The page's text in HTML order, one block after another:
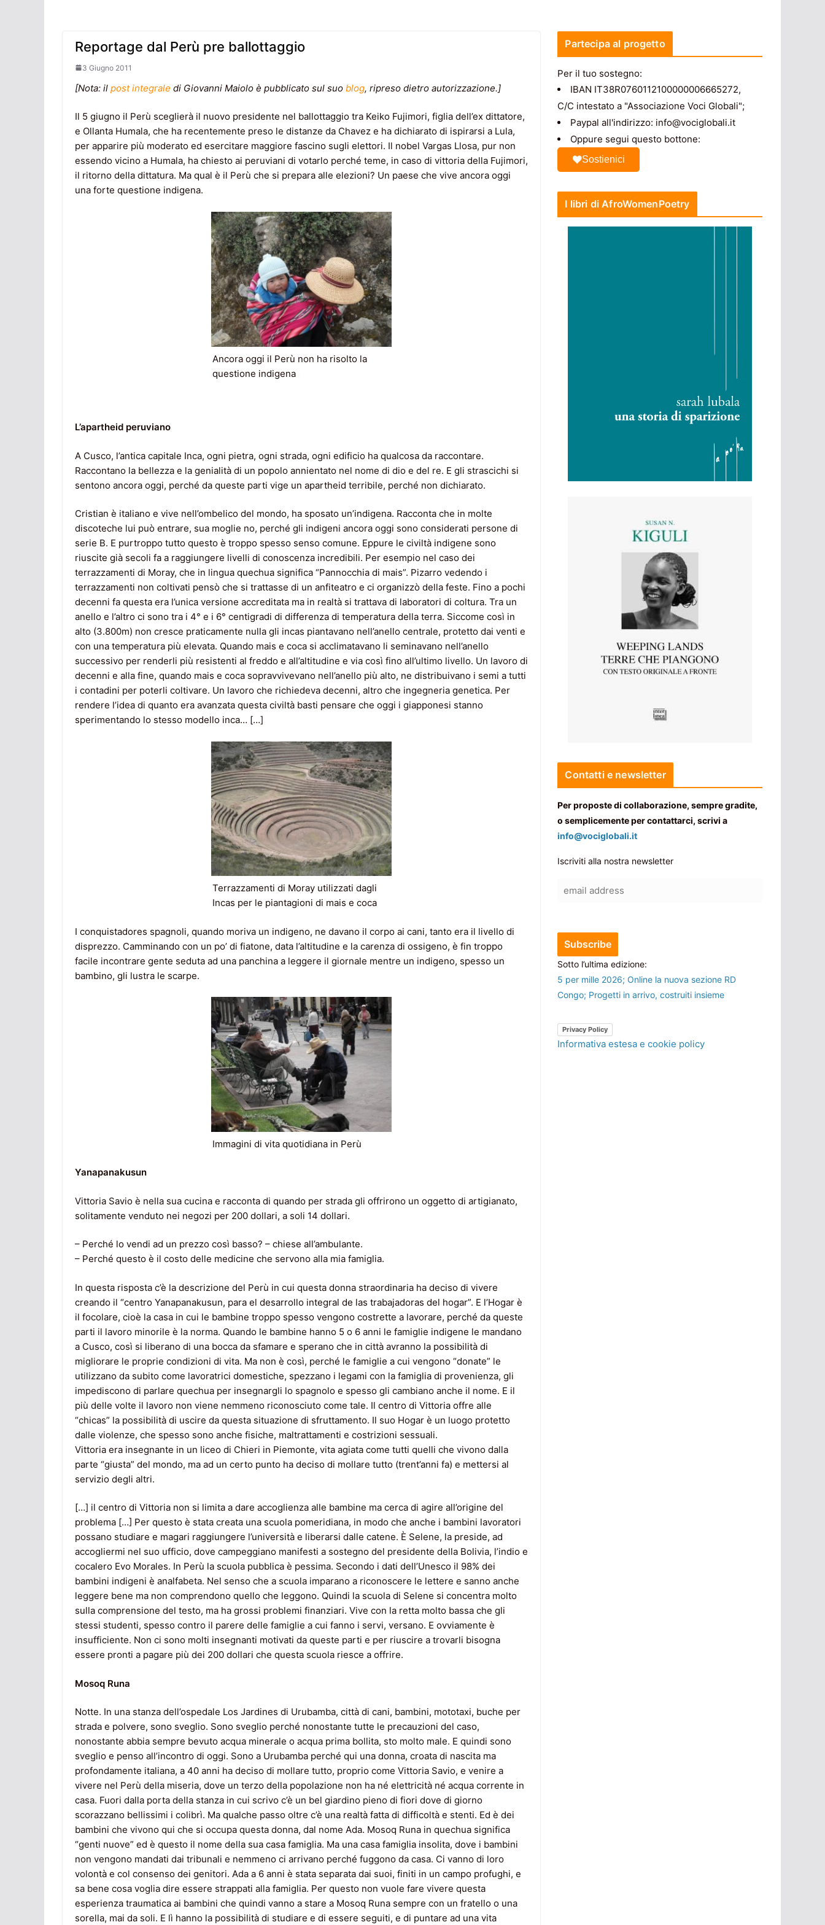
Reportage dal Perù pre ballottaggio
3 Giugno 2011
[Nota: il post integrale di Giovanni Maiolo è pubblicato sul suo blog, ripreso dietro autorizzazione.]
Il 5 giugno il Perù sceglierà il nuovo presidente nel ballottaggio tra Keiko Fujimori, figlia dell’ex dittatore,
e Ollanta Humala, che ha recentemente preso le distanze da Chavez e ha dichiarato di ispirarsi a Lula,
per apparire più moderato ed esercitare maggiore fascino sugli elettori. Il nobel Vargas Llosa, pur non
essendo vicino a Humala, ha chiesto ai peruviani di votarlo perché teme, in caso di vittoria della Fujimori,
il ritorno della dittatura. Ma qual è il Perù che si prepara alle elezioni? Un paese che vive ancora oggi
una forte questione indigena.
Ancora oggi il Perù non ha risolto la
questione indigena
L’apartheid peruviano
A Cusco, l’antica capitale Inca, ogni pietra, ogni strada, ogni edificio ha qualcosa da raccontare.
Raccontano la bellezza e la genialità di un popolo annientato nel nome di dio e del re. E gli strascichi si
sentono ancora oggi, perché da queste parti vige un apartheid terribile, perché non dichiarato.
Cristian è italiano e vive nell’ombelico del mondo, ha sposato un’indigena. Racconta che in molte
discoteche lui può entrare, sua moglie no, perché gli indigeni ancora oggi sono considerati persone di
serie B. E purtroppo tutto questo è troppo spesso senso comune. Eppure le civiltà indigene sono
riuscite già secoli fa a raggiungere livelli di conoscenza incredibili. Per esempio nel caso dei
terrazzamenti di Moray, che in lingua quechua significa “Pannocchia di mais”. Pizarro vedendo i
terrazzamenti non coltivati pensò che si trattasse di un anfiteatro e ci organizzò della feste. Fino a pochi
decenni fa questa era l’unica versione accreditata ma in realtà si trattava di laboratori di coltura. Tra un
anello e l’altro ci sono tra i 4° e i 6° centigradi di differenza di temperatura della terra. Siccome così in
alto (3.800m) non cresce praticamente nulla gli incas piantavano nell’anello centrale, protetto dai venti e
con una temperatura più elevata. Quando mais e coca si acclimatavano li seminavano nell’anello
successivo per renderli più resistenti al freddo e all’altitudine e via così fino all’ultimo livello. Un lavoro di
decenni e alla fine, quando mais e coca sopravvivevano nell’anello più alto, ne distribuivano i semi a tutti
i contadini per poterli coltivare. Un lavoro che richiedeva decenni, altro che ingegneria genetica. Per
rendere l’idea di quanto era avanzata questa civiltà basti pensare che oggi i giapponesi stanno
sperimentando lo stesso modello inca… […]
Terrazzamenti di Moray utilizzati dagli
Incas per le piantagioni di mais e coca
I conquistadores spagnoli, quando moriva un indigeno, ne davano il corpo ai cani, tanto era il livello di
disprezzo. Camminando con un po’ di fiatone, data l’altitudine e la carenza di ossigeno, è fin troppo
facile incontrare gente seduta ad una panchina a leggere il giornale mentre un indigeno, spesso un
bambino, gli lustra le scarpe.
Immagini di vita quotidiana in Perù
Yanapanakusun
Vittoria Savio è nella sua cucina e racconta di quando per strada gli offrirono un oggetto di artigianato,
solitamente venduto nei negozi per 200 dollari, a soli 14 dollari.
– Perché lo vendi ad un prezzo così basso? – chiese all’ambulante.
– Perché questo è il costo delle medicine che servono alla mia famiglia.
In questa risposta c’è la descrizione del Perù in cui questa donna straordinaria ha deciso di vivere
creando il “centro Yanapanakusun, para el desarrollo integral de las trabajadoras del hogar”. E l’Hogar è
il focolare, cioè la casa in cui le bambine troppo spesso vengono costrette a lavorare, perché da queste
parti il lavoro minorile è la norma. Quando le bambine hanno 5 o 6 anni le famiglie indigene le mandano
a Cusco, così si liberano di una bocca da sfamare e sperano che in città avranno la possibilità di
migliorare le proprie condizioni di vita. Ma non è così, perché le famiglie a cui vengono “donate” le
utilizzano da subito come lavoratrici domestiche, spezzano i legami con la famiglia di provenienza, gli
impediscono di parlare quechua per insegnargli lo spagnolo e spesso gli cambiano anche il nome. E il
più delle volte il lavoro non viene nemmeno riconosciuto come tale. Il centro di Vittoria offre alle
“chicas” la possibilità di uscire da questa situazione di sfruttamento. Il suo Hogar è un luogo protetto
dalle violenze, che spesso sono anche fisiche, maltrattamenti e costrizioni sessuali.
Vittoria era insegnante in un liceo di Chieri in Piemonte, vita agiata come tutti quelli che vivono dalla
parte “giusta” del mondo, ma ad un certo punto ha deciso di mollare tutto (trent’anni fa) e mettersi al
servizio degli altri.
[…] il centro di Vittoria non si limita a dare accoglienza alle bambine ma cerca di agire all’origine del
problema […] Per questo è stata creata una scuola pomeridiana, in modo che anche i bambini lavoratori
possano studiare e magari raggiungere l’università e liberarsi dalle catene. È Selene, la preside, ad
accogliermi nel suo ufficio, dove campeggiano manifesti a sostegno del presidente della Bolivia, l’indio e
cocalero Evo Morales. In Perù la scuola pubblica è pessima. Secondo i dati dell’Unesco il 98% dei
bambini indigeni è analfabeta. Nel senso che a scuola imparano a riconoscere le lettere e sanno anche
leggere bene ma non comprendono quello che leggono. Quindi la scuola di Selene si concentra molto
sulla comprensione del testo, ma ha grossi problemi finanziari. Vive con la retta molto bassa che gli
stessi studenti, spesso contro il parere delle famiglie a cui fanno i servi, versano. E ovviamente è
insufficiente. Non ci sono molti insegnanti motivati da queste parti e per riuscire a trovarli bisogna
essere pronti a pagare più dei 200 dollari che questa scuola riesce a offrire.
Mosoq Runa
Notte. In una stanza dell’ospedale Los Jardines di Urubamba, città di cani, bambini, mototaxi, buche per
strada e polvere, sono sveglio. Sono sveglio perché nonostante tutte le precauzioni del caso,
nonostante abbia sempre bevuto acqua minerale o acqua prima bollita, sto molto male. E quindi sono
sveglio e penso all’incontro di oggi. Sono a Urubamba perché qui una donna, croata di nascita ma
profondamente italiana, a 40 anni ha deciso di mollare tutto, proprio come Vittoria Savio, e venire a
vivere nel Perù della miseria, dove un terzo della popolazione non ha né elettricità né acqua corrente in
casa. Fuori dalla porta della stanza in cui scrivo c’è un bel giardino pieno di fiori dove di giorno
scorazzano bellissimi i colibrì. Ma qualche passo oltre c’è una realtà fatta di difficoltà e stenti. Ed è dei
bambini che vivono qui che si occupa questa donna, dal nome Ada. Mosoq Runa in quechua significa
“genti nuove” ed è questo il nome della sua casa famiglia. Ma una casa famiglia insolita, dove i bambini
non vengono mandati dai tribunali e nemmeno ci arrivano perché fuggono da casa. Ci vanno di loro
volontà e col consenso dei genitori. Ada a 6 anni è stata separata dai suoi, finiti in un campo profughi, e
sa bene cosa voglia dire essere strappati alla famiglia. Per questo non vuole fare vivere questa
esperienza traumatica ai bambini che quindi vanno a stare a Mosoq Runa sempre con un fratello o una
sorella, mai da soli. E lì hanno la possibilità di studiare e di essere seguiti, e di puntare ad una vita
Partecipa al progetto
Per il tuo sostegno:
IBAN IT38R0760112100000006665272,
C/C intestato a "Associazione Voci Globali";
Paypal all'indirizzo: info@vociglobali.it
Oppure segui questo bottone:
Sostienici
I libri di AfroWomenPoetry
Contatti e newsletter
Per proposte di collaborazione, sempre gradite,
o semplicemente per contattarci, scrivi a
info@vociglobali.it
Iscriviti alla nostra newsletter
Sotto l’ultima edizione:
5 per mille 2026; Online la nuova sezione RD
Congo; Progetti in arrivo, costruiti insieme
Privacy Policy
Informativa estesa e cookie policy